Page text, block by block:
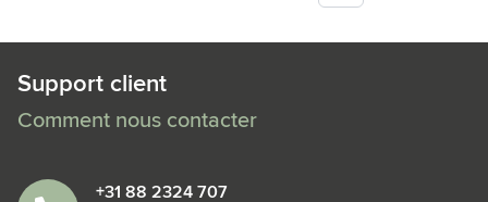
Support client
Comment nous contacter
+31 88 2324 707